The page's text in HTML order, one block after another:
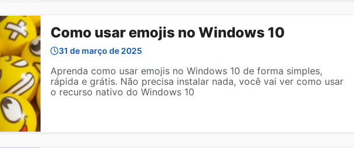
Como usar emojis no Windows 10
31 de março de 2025
Aprenda como usar emojis no Windows 10 de forma simples,
rápida e grátis. Não precisa instalar nada, você vai ver como usar
o recurso nativo do Windows 10